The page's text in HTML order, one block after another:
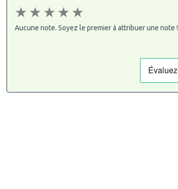
★ ★ ★ ★ ★
Aucune note. Soyez le premier à attribuer une note !